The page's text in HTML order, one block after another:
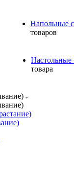
Напольные
товаров
Настольные
товара